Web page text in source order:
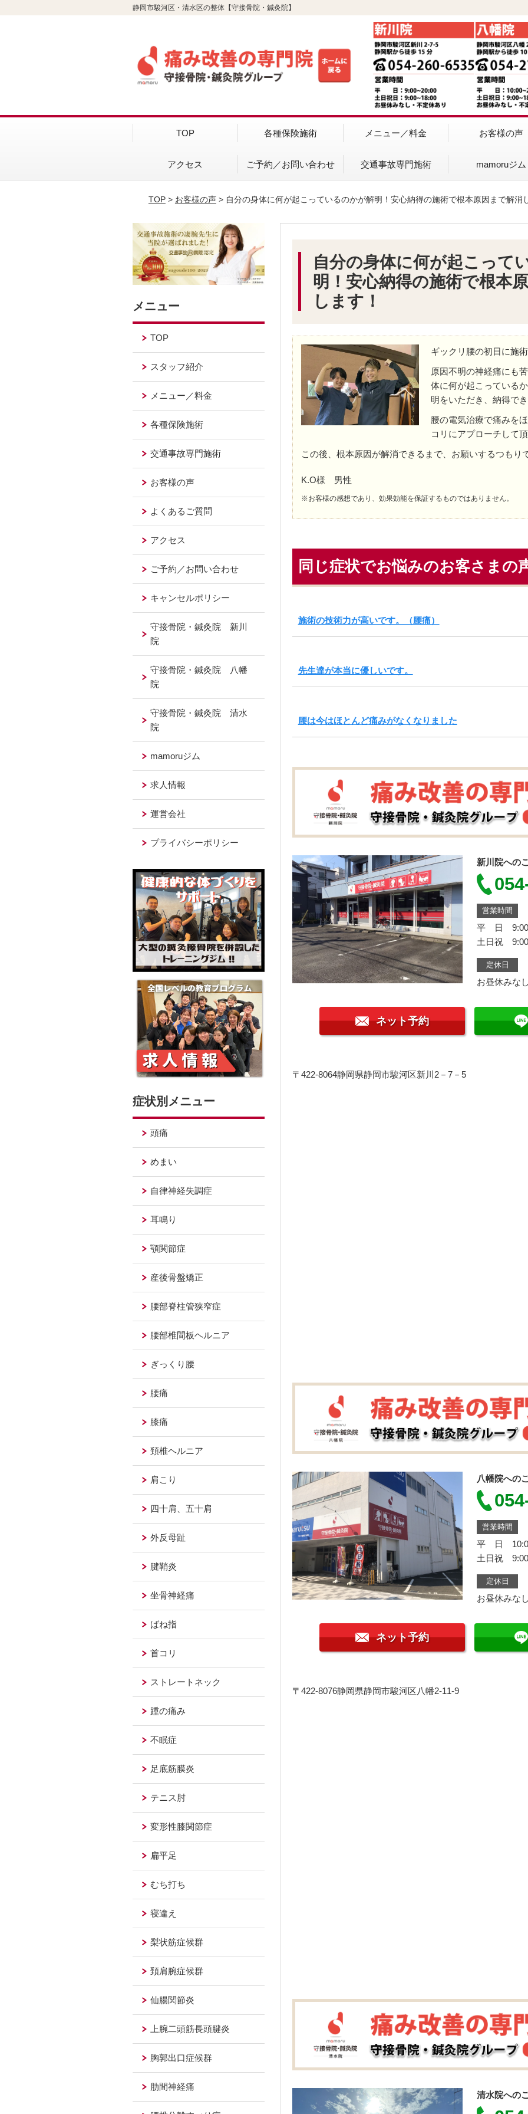
静岡市駿河区・清水区の整体【守接骨院・鍼灸院】
TOP 各種保険施術 メニュー／料金 お客様の声
アクセス ご予約／お問い合わせ 交通事故専門施術 mamoruジム
TOP> お客様の声> 自分の身体に何が起こっているのかが解明！安心納得の施術で根本原因まで解消
自分の身体に何が起こって
明！安心納得の施術で根本
します！
ギックリ腰の初日に施
原因不明の神経痛にも
体に何が起こっている
明をいただき、納得で
腰の電気治療で痛みを
コリにアプローチして
この後、根本原因が解消できるまで、お願いするつもり
K.O様 男性
※お客様の感想であり、効果効能を保証するものではありません。
同じ症状でお悩みのお客さまの
施術の技術力が高いです。（腰痛）
先生達が本当に優しいです。
腰は今はほとんど痛みがなくなりました
新川院への
営業時間
平 日 9:00
土日祝
定休日
お昼休みな
ネット予約
〒422-8064静岡県静岡市駿河区新川2－7－5
八幡院への
営業時間
平 日
土日祝
定休日
お昼休みな
ネット予約
〒422-8076静岡県静岡市駿河区八幡2-11-9
清水院への
メニュー
TOP
スタッフ紹介
メニュー／料金
各種保険施術
交通事故専門施術
お客様の声
よくあるご質問
アクセス
ご予約／お問い合わせ
キャンセルポリシー
守接骨院・鍼灸院 新川
院
守接骨院・鍼灸院 八幡
院
守接骨院・鍼灸院 清水
院
mamoruジム
求人情報
運営会社
プライバシーポリシー
症状別メニュー
頭痛
めまい
自律神経失調症
耳鳴り
顎関節症
産後骨盤矯正
腰部脊柱管狭窄症
腰部椎間板ヘルニア
ぎっくり腰
腰痛
膝痛
頚椎ヘルニア
肩こり
四十肩、五十肩
外反母趾
腱鞘炎
坐骨神経痛
ばね指
首コリ
ストレートネック
踵の痛み
不眠症
足底筋膜炎
テニス肘
変形性膝関節症
扁平足
むち打ち
寝違え
梨状筋症候群
頚肩腕症候群
仙腸関節炎
上腕二頭筋長頭腱炎
胸郭出口症候群
肋間神経痛